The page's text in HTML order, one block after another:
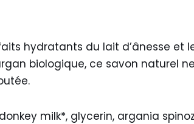
hydratants du lait d’ânesse et
biologique, ce savon naturel
milk*, glycerin, argania